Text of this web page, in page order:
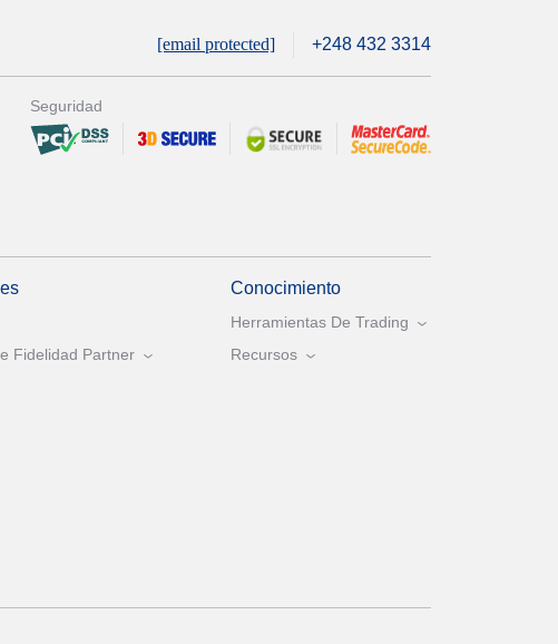
[email protected] +248 432 3314
Seguridad
Fidelidad Partner
Conocimiento
Herramientas De Trading
Recursos